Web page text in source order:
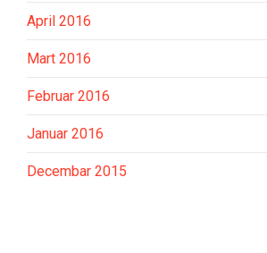
April 2016
Mart 2016
Februar 2016
Januar 2016
Decembar 2015